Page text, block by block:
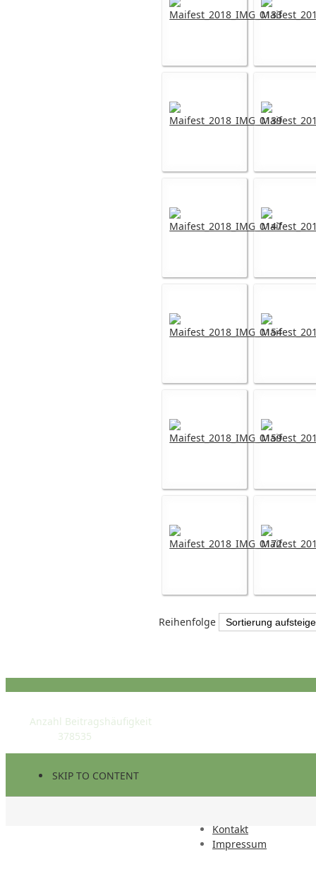
Reihenfolge
STATISTIK
Anzahl Beitragshäufigkeit
378535
SKIP TO CONTENT
Kontakt
Impressum